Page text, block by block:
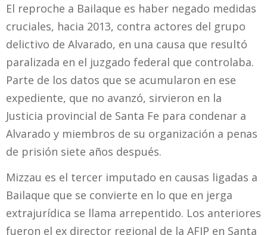
El reproche a Bailaque es haber negado medidas
cruciales, hacia 2013, contra actores del grupo
delictivo de Alvarado, en una causa que resultó
paralizada en el juzgado federal que controlaba.
Parte de los datos que se acumularon en ese
expediente, que no avanzó, sirvieron en la
Justicia provincial de Santa Fe para condenar a
Alvarado y miembros de su organización a penas
de prisión siete años después.
Mizzau es el tercer imputado en causas ligadas a
Bailaque que se convierte en lo que en jerga
extrajurídica se llama arrepentido. Los anteriores
fueron el ex director regional de la AFIP en Santa